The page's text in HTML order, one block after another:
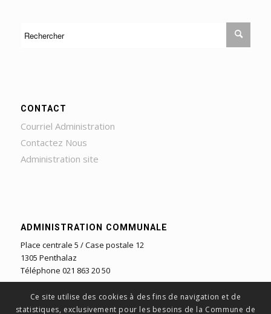
CONTACT
Courriel Administration
Contactez Nous
Administration site
ADMINISTRATION COMMUNALE
Place centrale 5 / Case postale 12
1305 Penthalaz
Téléphone 021 863 20 50
Ce site utilise des cookies à des fins de navigation et de
statistiques, exclusivement pour les besoins de la Commune de